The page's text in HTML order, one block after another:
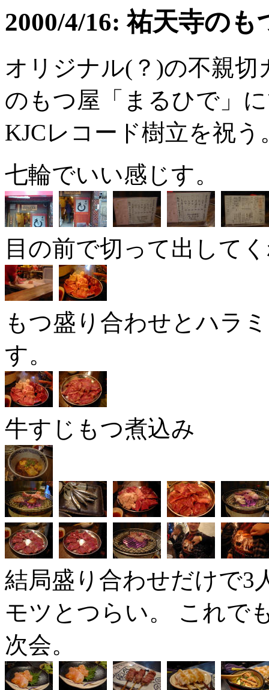
2000/4/16: 祐天寺のも
オリジナル(？)の不親
のもつ屋「まるひで」
KJCレコード樹立を祝う
七輪でいい感じす。
目の前で切って出して
もつ盛り合わせとハラ
す。
牛すじもつ煮込み
結局盛り合わせだけで3
モツとつらい。 これで
次会。